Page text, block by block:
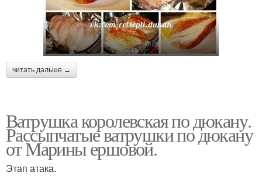
читать дальше →
Ватрушка королевская по дюкану.
Рассыпчатые ватрушки по дюкану
от Марины ершовой.
Этап атака.